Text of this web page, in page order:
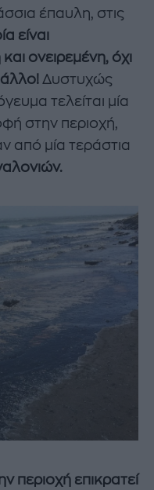
έπαυλη, στις
είναι
ονειρεμένη, όχι
άλλο! Δυστυχώς
τελείται μία
στην περιοχή,
από μία τεράστια
περιοχή επικρατεί